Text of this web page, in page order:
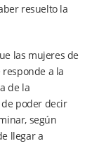
resuelto la
las mujeres de
responde a la
de la
poder decir
según
llegar a